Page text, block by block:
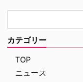
ト・シンボル」「インフ
「オリジン」「シークレッ
ブ・シークレッツ」と
作が出版され …
カテゴリー
TOP
ニュース